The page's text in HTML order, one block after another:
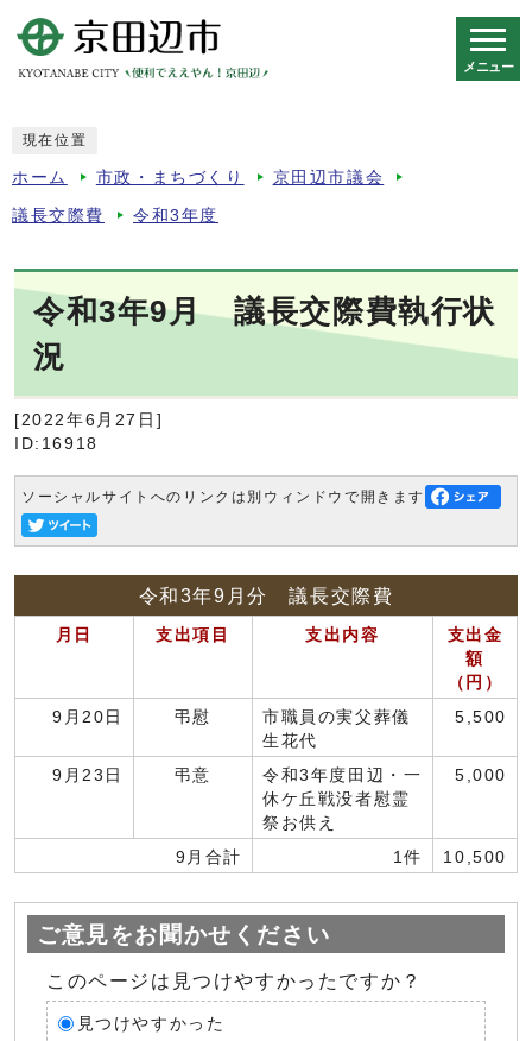
メニュー
現在位置
ホーム 市政・まちづくり 京田辺市議会
議長交際費 令和3年度
令和3年9月 議長交際費執行状
況
[2022年6月27日]
ID:16918
ソーシャルサイトへのリンクは別ウィンドウで開きます
令和3年9月分 議長交際費
月日 支出項目 支出内容
支出金
額
（円）
9月20日
弔慰
市職員の実父葬儀
生花代
5,500
9月23日 弔意
令和3年度田辺・一
休ケ丘戦没者慰霊
祭お供え
5,000
9月合計 1件 10,500
ご意見をお聞かせください
このページは見つけやすかったですか？
見つけやすかった